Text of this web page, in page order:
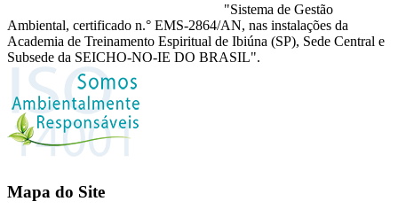
"Sistema de Gestão
Ambiental, certificado n.° EMS-2864/AN, nas instalações da
Academia de Treinamento Espiritual de Ibiúna (SP), Sede Central e
Subsede da SEICHO-NO-IE DO BRASIL".
Mapa do Site